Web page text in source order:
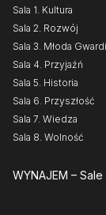
Sala 1. Kultura
Sala 2. Rozwój
Sala 3. Młoda
Sala 4. Przyjaźń
Sala 5. Historia
Sala 6. Przyszłość
Sala 7. Wiedza
Sala 8. Wolność
WYNAJEM –